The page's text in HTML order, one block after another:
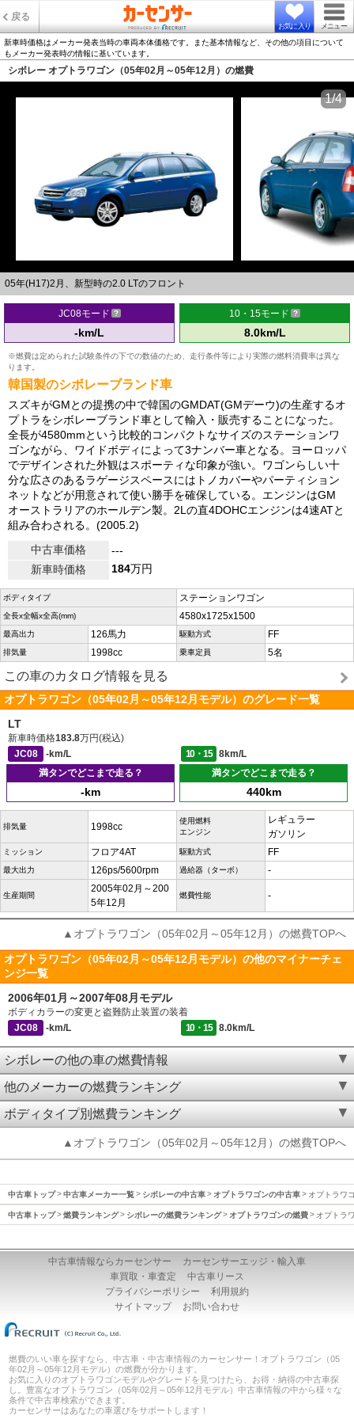
戻る
お気に入り メニュー
新車時価格はメーカー発表当時の車両本体価格です。また基本情報など、その他の項目について
もメーカー発表時の情報に基いています。
シボレー オプトラワゴン（05年02月～05年12月）の燃費
05年(H17)2月、新型時の2.0 LTのフロント
1/4
JC08モード
-km/L
10・15モード
8.0km/L
※燃費は定められた試験条件の下での数値のため、走行条件等により実際の燃料消費率は異な
ります。
韓国製のシボレーブランド車
スズキがGMとの提携の中で韓国のGMDAT(GMデーウ)の生産するオ
プトラをシボレーブランド車として輸入・販売することになった。
全長が4580mmという比較的コンパクトなサイズのステーションワ
ゴンながら、ワイドボディによって3ナンバー車となる。ヨーロッパ
でデザインされた外観はスポーティな印象が強い。ワゴンらしい十
分な広さのあるラゲージスペースにはトノカバーやパーティション
ネットなどが用意されて使い勝手を確保している。エンジンはGM
オーストラリアのホールデン製。2Lの直4DOHCエンジンは4速ATと
組み合わされる。(2005.2)
中古車価格
---
新車時価格
184万円
ボディタイプ ステーションワゴン
全長x全幅x全高(mm) 4580x1725x1500
最高出力 126馬力 駆動方式 FF
排気量 1998cc 乗車定員 5名
この車のカタログ情報を見る
オプトラワゴン（05年02月～05年12月モデル）のグレード一覧
LT
新車時価格183.8万円(税込)
JC08
-km/L 10・15
8km/L
満タンでどこまで走る？
-km
満タンでどこまで走る？
440km
排気量 1998cc
使用燃料
エンジン
レギュラー
ガソリン
ミッション フロア4AT 駆動方式 FF
最大出力 126ps/5600rpm 過給器（ターボ） -
生産期間
2005年02月～200
5年12月
燃費性能 -
▲オプトラワゴン（05年02月～05年12月）の燃費TOPへ
オプトラワゴン（05年02月～05年12月モデル）の他のマイナーチェ
ンジ一覧
2006年01月～2007年08月モデル
ボディカラーの変更と盗難防止装置の装着
JC08
-km/L 10・15 8.0km/L
シボレーの他の車の燃費情報
他のメーカーの燃費ランキング
ボディタイプ別燃費ランキング
▲オプトラワゴン（05年02月～05年12月）の燃費TOPへ
中古車トップ 中古車メーカー一覧 シボレーの中古車 オプトラワゴンの中古車 オプトラワ
中古車トップ 燃費ランキング シボレーの燃費ランキング オプトラワゴンの燃費 オプトラ
中古車情報ならカーセンサー
カーセンサーエッジ・輸入車
車買取・車査定
中古車リース
プライバシーポリシー
利用規約
サイトマップ
お問い合わせ
燃費のいい車を探すなら、中古車・中古車情報のカーセンサー！オプトラワゴン（05
年02月～05年12月モデル）の燃費が分かります。
お気に入りのオプトラワゴンモデルやグレードを見つけたら、お得・納得の中古車探
し。豊富なオプトラワゴン（05年02月～05年12月モデル）中古車情報の中から様々な
条件で中古車検索ができます。
カーセンサーはあなたの車選びをサポートします！